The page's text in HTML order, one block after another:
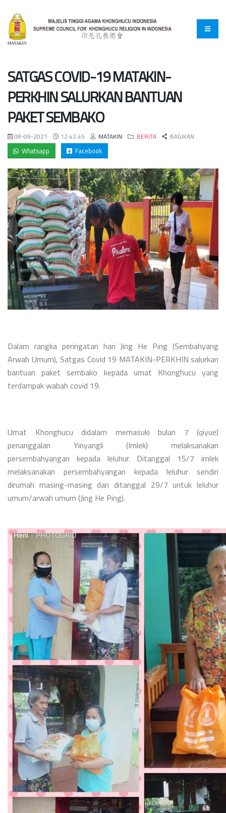
SATGAS COVID-19 MATAKIN-
PERKHIN SALURKAN BANTUAN
PAKET SEMBAKO
08-09-2021 12:42:45 MATAKIN BERITA BAGIKAN
Whatsapp Facebook
Dalam rangka peringatan hari Jing He Ping (Sembahyang
Arwah Umum), Satgas Covid 19 MATAKIN-PERKHIN salurkan
bantuan paket sembako kepada umat Khonghucu yang
terdampak wabah covid 19.
Umat Khonghucu didalam memasuki bulan 7 (qiyue)
penanggalan Yinyangli (Imlek) melaksanakan
persembahyangan kepada leluhur. Ditanggal 15/7 imlek
melaksanakan persembahyangan kepada leluhur sendiri
dirumah masing-masing dan ditanggal 29/7 untuk leluhur
umum/arwah umum (Jing He Ping).